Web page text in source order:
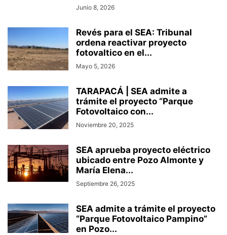
Junio 8, 2026
Revés para el SEA: Tribunal
ordena reactivar proyecto
fotovaltico en el...
Mayo 5, 2026
TARAPACÁ | SEA admite a
trámite el proyecto “Parque
Fotovoltaico con...
Noviembre 20, 2025
SEA aprueba proyecto eléctrico
ubicado entre Pozo Almonte y
María Elena...
Septiembre 26, 2025
SEA admite a trámite el proyecto
“Parque Fotovoltaico Pampino”
en Pozo...